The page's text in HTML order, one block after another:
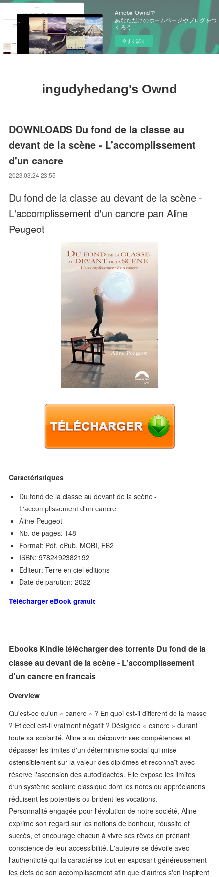
Ameba Owndで
あなただけのホームページやブログをつ
くろう
今すぐ試す
ingudyhedang's Ownd
DOWNLOADS Du fond de la classe au
devant de la scène - L'accomplissement
d'un cancre
2023.03.24 23:55
Du fond de la classe au devant de la scène -
L'accomplissement d'un cancre pan Aline
Peugeot
Caractéristiques
Du fond de la classe au devant de la scène -
L'accomplissement d'un cancre
Aline Peugeot
Nb. de pages: 148
Format: Pdf, ePub, MOBI, FB2
ISBN: 9782492382192
Editeur: Terre en ciel éditions
Date de parution: 2022
Télécharger eBook gratuit
Ebooks Kindle télécharger des torrents Du fond de la
classe au devant de la scène - L'accomplissement
d'un cancre en francais
Overview
Qu'est-ce qu'un « cancre » ? En quoi est-il différent de la masse
? Et ceci est-il vraiment négatif ? Désignée « cancre » durant
toute sa scolarité, Aline a su découvrir ses compétences et
dépasser les limites d'un déterminisme social qui mise
ostensiblement sur la valeur des diplômes et reconnaît avec
réserve l'ascension des autodidactes. Elle expose les limites
d'un système scolaire classique dont les notes ou appréciations
réduisent les potentiels ou brident les vocations.
Personnalité engagée pour l'évolution de notre société, Aline
exprime son regard sur les notions de bonheur, réussite et
succès, et encourage chacun à vivre ses rêves en prenant
conscience de leur accessibilité. L'auteure se dévoile avec
l'authenticité qui la caractérise tout en exposant généreusement
les clefs de son accomplissement afin que d'autres s'en inspirent